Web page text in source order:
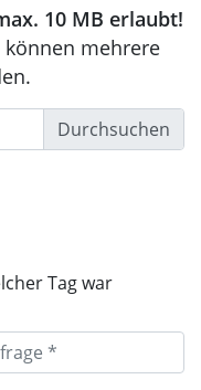
10 MB erlaubt!
können mehrere
Tag war